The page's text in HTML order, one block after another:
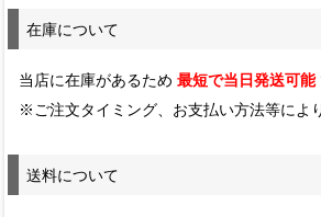
在庫について
当店に在庫があるため最短で当日発送可能
※ご注文タイミング、お支払い方法等によ
送料について